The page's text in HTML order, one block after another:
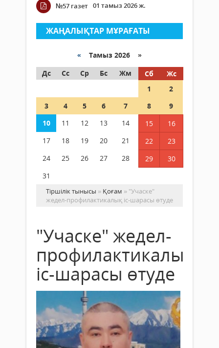
№57 газет 01 тамыз 2026 ж.
ЖАҢАЛЫҚТАР МҰРАҒАТЫ
« Тамыз 2026 »
Дс
Сс Ср Бс Жм Сб
Жс
1
2
3
4 5 6 7 8
9
10
11 12 13 14 15
16
17
18 19 20 21 22
23
24
25 26 27 28 29
30
31
Тіршілік тынысы » Қоғам » "Учаске"
жедел-профилактикалық іс-шарасы өтуде
"Учаске" жедел-
профилактикалық
іс-шарасы өтуде